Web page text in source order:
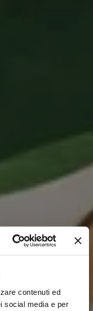
contenuti ed
social media e per